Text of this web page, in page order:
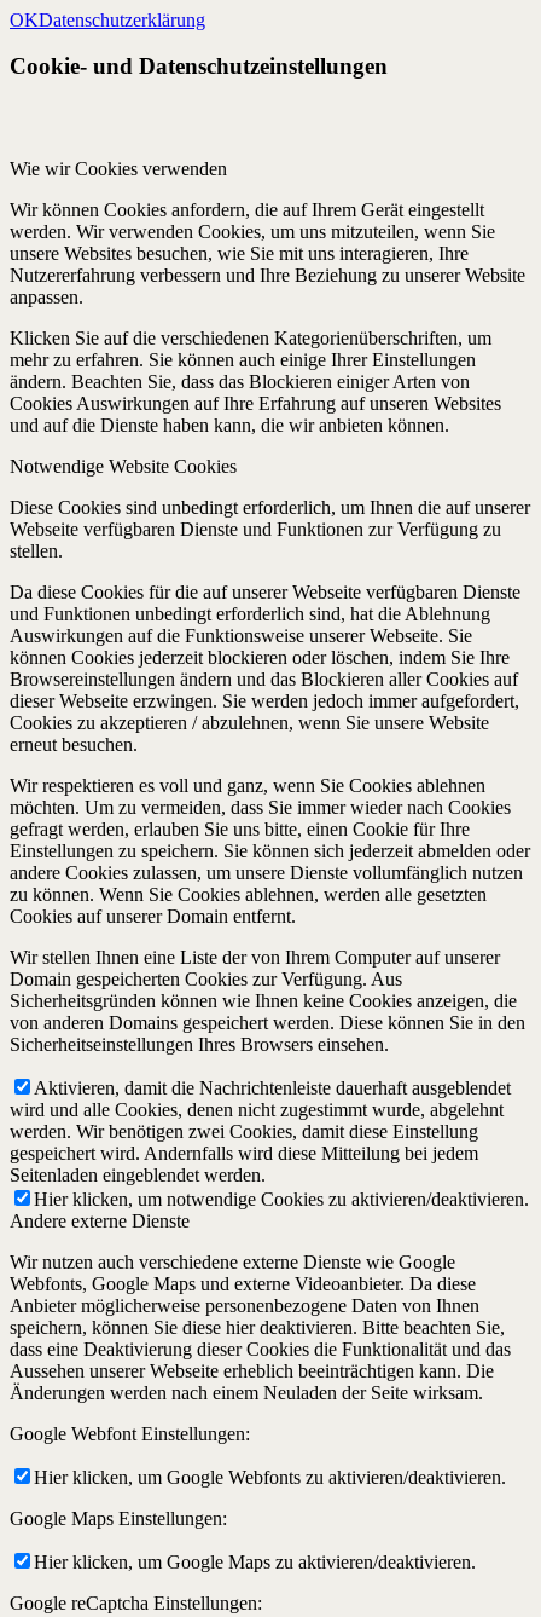
OKDatenschutzerklärung
Cookie- und Datenschutzeinstellungen
Wie wir Cookies verwenden
Wir können Cookies anfordern, die auf Ihrem Gerät eingestellt
werden. Wir verwenden Cookies, um uns mitzuteilen, wenn Sie
unsere Websites besuchen, wie Sie mit uns interagieren, Ihre
Nutzererfahrung verbessern und Ihre Beziehung zu unserer Website
anpassen.
Klicken Sie auf die verschiedenen Kategorienüberschriften, um
mehr zu erfahren. Sie können auch einige Ihrer Einstellungen
ändern. Beachten Sie, dass das Blockieren einiger Arten von
Cookies Auswirkungen auf Ihre Erfahrung auf unseren Websites
und auf die Dienste haben kann, die wir anbieten können.
Notwendige Website Cookies
Diese Cookies sind unbedingt erforderlich, um Ihnen die auf unserer
Webseite verfügbaren Dienste und Funktionen zur Verfügung zu
stellen.
Da diese Cookies für die auf unserer Webseite verfügbaren Dienste
und Funktionen unbedingt erforderlich sind, hat die Ablehnung
Auswirkungen auf die Funktionsweise unserer Webseite. Sie
können Cookies jederzeit blockieren oder löschen, indem Sie Ihre
Browsereinstellungen ändern und das Blockieren aller Cookies auf
dieser Webseite erzwingen. Sie werden jedoch immer aufgefordert,
Cookies zu akzeptieren / abzulehnen, wenn Sie unsere Website
erneut besuchen.
Wir respektieren es voll und ganz, wenn Sie Cookies ablehnen
möchten. Um zu vermeiden, dass Sie immer wieder nach Cookies
gefragt werden, erlauben Sie uns bitte, einen Cookie für Ihre
Einstellungen zu speichern. Sie können sich jederzeit abmelden oder
andere Cookies zulassen, um unsere Dienste vollumfänglich nutzen
zu können. Wenn Sie Cookies ablehnen, werden alle gesetzten
Cookies auf unserer Domain entfernt.
Wir stellen Ihnen eine Liste der von Ihrem Computer auf unserer
Domain gespeicherten Cookies zur Verfügung. Aus
Sicherheitsgründen können wie Ihnen keine Cookies anzeigen, die
von anderen Domains gespeichert werden. Diese können Sie in den
Sicherheitseinstellungen Ihres Browsers einsehen.
Aktivieren, damit die Nachrichtenleiste dauerhaft ausgeblendet
wird und alle Cookies, denen nicht zugestimmt wurde, abgelehnt
werden. Wir benötigen zwei Cookies, damit diese Einstellung
gespeichert wird. Andernfalls wird diese Mitteilung bei jedem
Seitenladen eingeblendet werden.
Hier klicken, um notwendige Cookies zu aktivieren/deaktivieren.
Andere externe Dienste
Wir nutzen auch verschiedene externe Dienste wie Google
Webfonts, Google Maps und externe Videoanbieter. Da diese
Anbieter möglicherweise personenbezogene Daten von Ihnen
speichern, können Sie diese hier deaktivieren. Bitte beachten Sie,
dass eine Deaktivierung dieser Cookies die Funktionalität und das
Aussehen unserer Webseite erheblich beeinträchtigen kann. Die
Änderungen werden nach einem Neuladen der Seite wirksam.
Google Webfont Einstellungen:
Hier klicken, um Google Webfonts zu aktivieren/deaktivieren.
Google Maps Einstellungen:
Hier klicken, um Google Maps zu aktivieren/deaktivieren.
Google reCaptcha Einstellungen: